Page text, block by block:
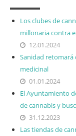
Los clubes de
millonaria contra
12.01.2024
Sanidad retomará
medicinal
01.01.2024
El Ayuntamiento
de cannabis y
31.12.2023
Las tiendas de